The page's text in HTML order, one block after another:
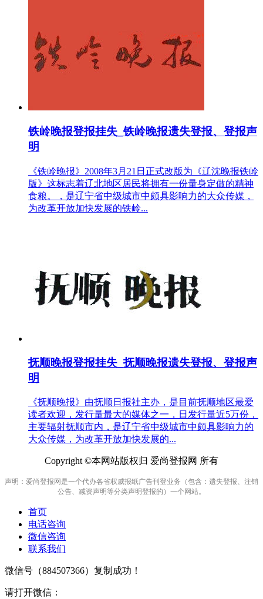
铁岭晚报登报挂失_铁岭晚报遗失登报、登报声
明
《铁岭晚报》2008年3月21日正式改版为《辽沈晚报铁岭
版》这标志着辽北地区居民将拥有一份量身定做的精神
食粮。，是辽宁省中级城市中颇具影响力的大众传媒，
为改革开放加快发展的铁岭...
抚顺晚报登报挂失_抚顺晚报遗失登报、登报声
明
《抚顺晚报》由抚顺日报社主办，是目前抚顺地区最爱
读者欢迎，发行量最大的媒体之一，日发行量近5万份，
主要辐射抚顺市内，是辽宁省中级城市中颇具影响力的
大众传媒，为改革开放加快发展的...
Copyright ©本网站版权归 爱尚登报网 所有
声明：爱尚登报网是一个代办各省权威报纸广告刊登业务（包含：遗失登报、注销
公告、减资声明等分类声明登报的）一个网站。
首页
电话咨询
微信咨询
联系我们
微信号（884507366）复制成功！
请打开微信：